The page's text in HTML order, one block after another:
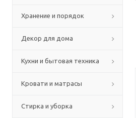
Хранение и порядок
Декор для дома
Кухни и бытовая техника
Кровати и матрасы
Стирка и уборка